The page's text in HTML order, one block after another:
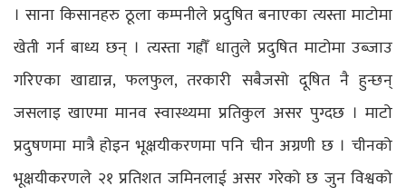
। साना किसानहरु ठूला कम्पनीले प्रदुषित बनाएका त्यस्ता माटोमा
खेती गर्न बाध्य छन् । त्यस्ता गह्रौँ धातुले प्रदुषित माटोमा उब्जाउ
गरिएका खाद्यान्न, फलफुल, तरकारी सबैजसो दूषित नै हुन्छन्
जसलाइ खाएमा मानव स्वास्थ्यमा प्रतिकुल असर पुग्दछ । माटो
प्रदुषणमा मात्रै होइन भूक्षयीकरणमा पनि चीन अग्रणी छ । चीनको
भूक्षयीकरणले २१ प्रतिशत जमिनलाई असर गरेको छ जुन विश्वको